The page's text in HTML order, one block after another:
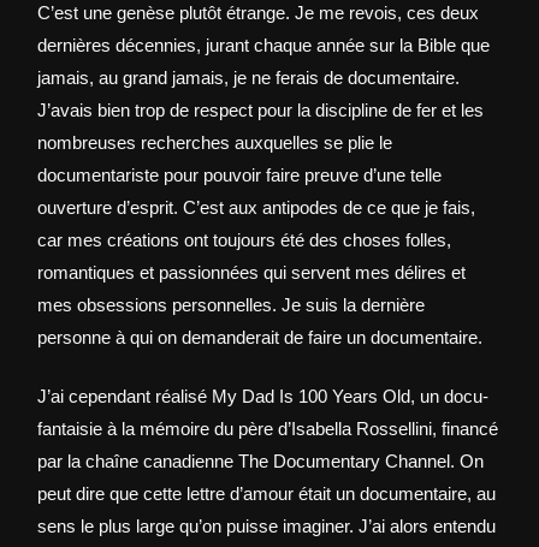
C’est une genèse plutôt étrange. Je me revois, ces deux
dernières décennies, jurant chaque année sur la Bible que
jamais, au grand jamais, je ne ferais de documentaire.
J’avais bien trop de respect pour la discipline de fer et les
nombreuses recherches auxquelles se plie le
documentariste pour pouvoir faire preuve d’une telle
ouverture d’esprit. C’est aux antipodes de ce que je fais,
car mes créations ont toujours été des choses folles,
romantiques et passionnées qui servent mes délires et
mes obsessions personnelles. Je suis la dernière
personne à qui on demanderait de faire un documentaire.
J’ai cependant réalisé My Dad Is 100 Years Old, un docu-
fantaisie à la mémoire du père d’Isabella Rossellini, financé
par la chaîne canadienne The Documentary Channel. On
peut dire que cette lettre d’amour était un documentaire, au
sens le plus large qu’on puisse imaginer. J’ai alors entendu